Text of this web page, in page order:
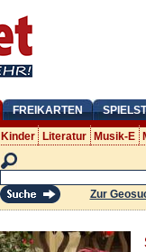
FREIKARTEN
Kinder Literatur Musik-E
Zur